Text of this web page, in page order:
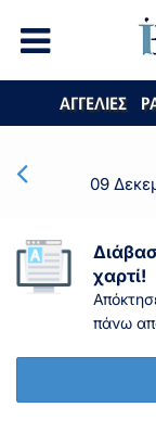
ΑΓΓΕΛΙΕΣ
09
χαρτί!
πάνω